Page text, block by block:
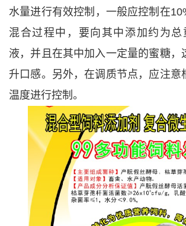
水量进行有效控制，一般应控制在
混合过程中，要向其中添加约为总
液，并且在其中加入一定量的蜜糖，
升口感。另外，在调质节点，应注意
温度进行控制。